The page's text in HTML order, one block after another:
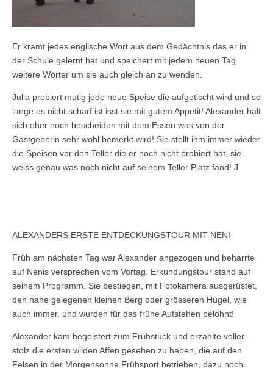
Er kramt jedes englische Wort aus dem Gedächtnis das er in
der Schule gelernt hat und speichert mit jedem neuen Tag
weitere Wörter um sie auch gleich an zu wenden.
Julia probiert mutig jede neue Speise die aufgetischt wird und so
lange es nicht scharf ist isst sie mit gutem Appetit! Alexander hält
sich eher noch bescheiden mit dem Essen was von der
Gastgeberin sehr wohl bemerkt wird! Sie stellt ihm immer wieder
die Speisen vor den Teller die er noch nicht probiert hat, sie
weiss genau was noch nicht auf seinem Teller Platz fand! J
ALEXANDERS ERSTE ENTDECKUNGSTOUR MIT NENI
Früh am nächsten Tag war Alexander angezogen und beharrte
auf Nenis versprechen vom Vortag. Erkundungstour stand auf
seinem Programm. Sie bestiegen, mit Fotokamera ausgerüstet,
den nahe gelegenen kleinen Berg oder grösseren Hügel, wie
auch immer, und wurden für das frühe Aufstehen belohnt!
Alexander kam begeistert zum Frühstück und erzählte voller
stolz die ersten wilden Affen gesehen zu haben, die auf den
Felsen in der Morgensonne Frühsport betrieben, dazu noch